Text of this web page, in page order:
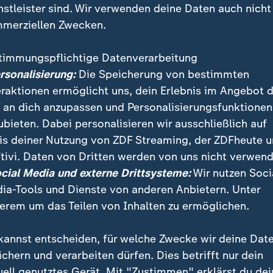
sollen die Verhandlungen über ein
haben. ZDF-Wirtschaftsexpertin Valerie
sind. Wir verwenden deine Daten auch nicht
Zwecken.
Datenverarbeitung
Die Speicherung von bestimmten
ermöglicht uns, dein Erlebnis im Angebot
an dich anzupassen und Personalisierungsfunktionen
Dabei personalisieren wir ausschließlich auf
deiner Nutzung von ZDF Streaming, der ZDFheute
Daten von Dritten werden von uns nicht
Media und externe Drittsysteme:Wir nutzen
Tools und Dienste von anderen Anbietern. Unter
um das Teilen von Inhalten zu ermöglichen.
entscheiden, für welche Zwecke wir deine
und verarbeiten dürfen. Dies betrifft nur dein